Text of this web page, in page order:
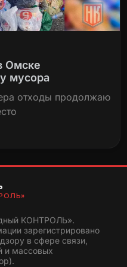
Омске
мусора
отходы продолжаю
КОНТРОЛЬ».
зарегистрировано
в сфере связи,
и массовых